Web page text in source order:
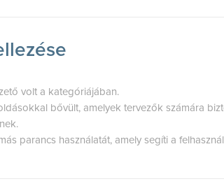
volt a kategóriájában.
bővült, amelyek tervezők számára
parancs használatát, amely segíti a